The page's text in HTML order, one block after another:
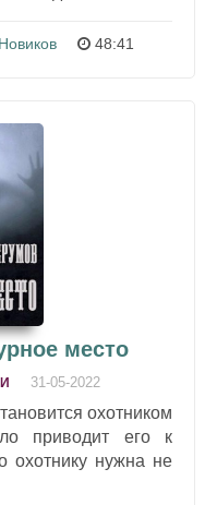
48:41
место
31-05-2022
охотником
приводит его к
охотнику нужна не